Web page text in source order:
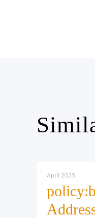
April 2025